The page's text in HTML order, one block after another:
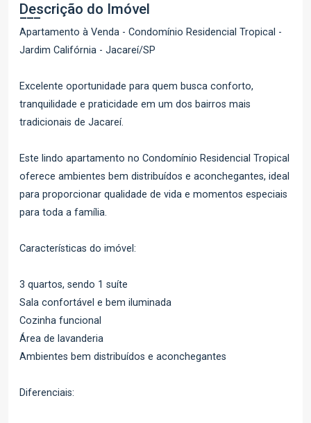
Descrição do Imóvel
Apartamento à Venda - Condomínio Residencial Tropical -
Jardim Califórnia - Jacareí/SP
Excelente oportunidade para quem busca conforto,
tranquilidade e praticidade em um dos bairros mais
tradicionais de Jacareí.
Este lindo apartamento no Condomínio Residencial Tropical
oferece ambientes bem distribuídos e aconchegantes, ideal
para proporcionar qualidade de vida e momentos especiais
para toda a família.
Características do imóvel:
3 quartos, sendo 1 suíte
Sala confortável e bem iluminada
Cozinha funcional
Área de lavanderia
Ambientes bem distribuídos e aconchegantes
Diferenciais: